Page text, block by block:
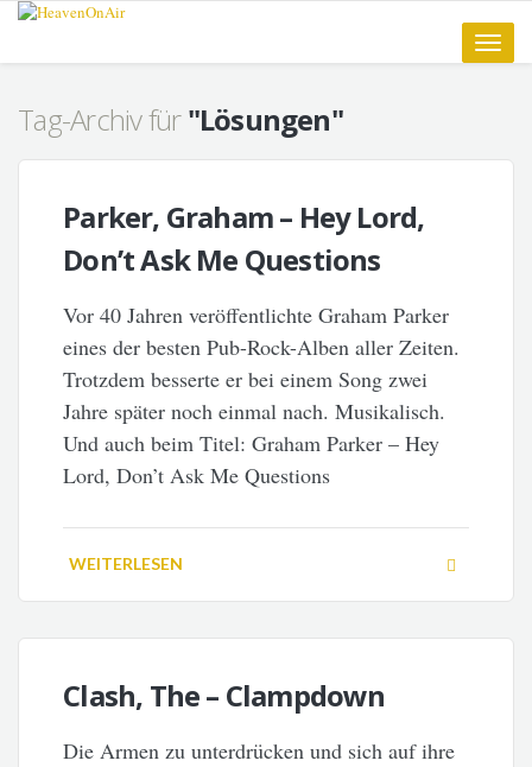
Toggle
Tag-Archiv für"Lösungen"
Parker, Graham – Hey Lord,
Don’t Ask Me Questions
Vor 40 Jahren veröffentlichte Graham Parker
eines der besten Pub-Rock-Alben aller Zeiten.
Trotzdem besserte er bei einem Song zwei
Jahre später noch einmal nach. Musikalisch.
Und auch beim Titel: Graham Parker – Hey
Lord, Don’t Ask Me Questions
WEITERLESEN
Clash, The – Clampdown
Die Armen zu unterdrücken und sich auf ihre